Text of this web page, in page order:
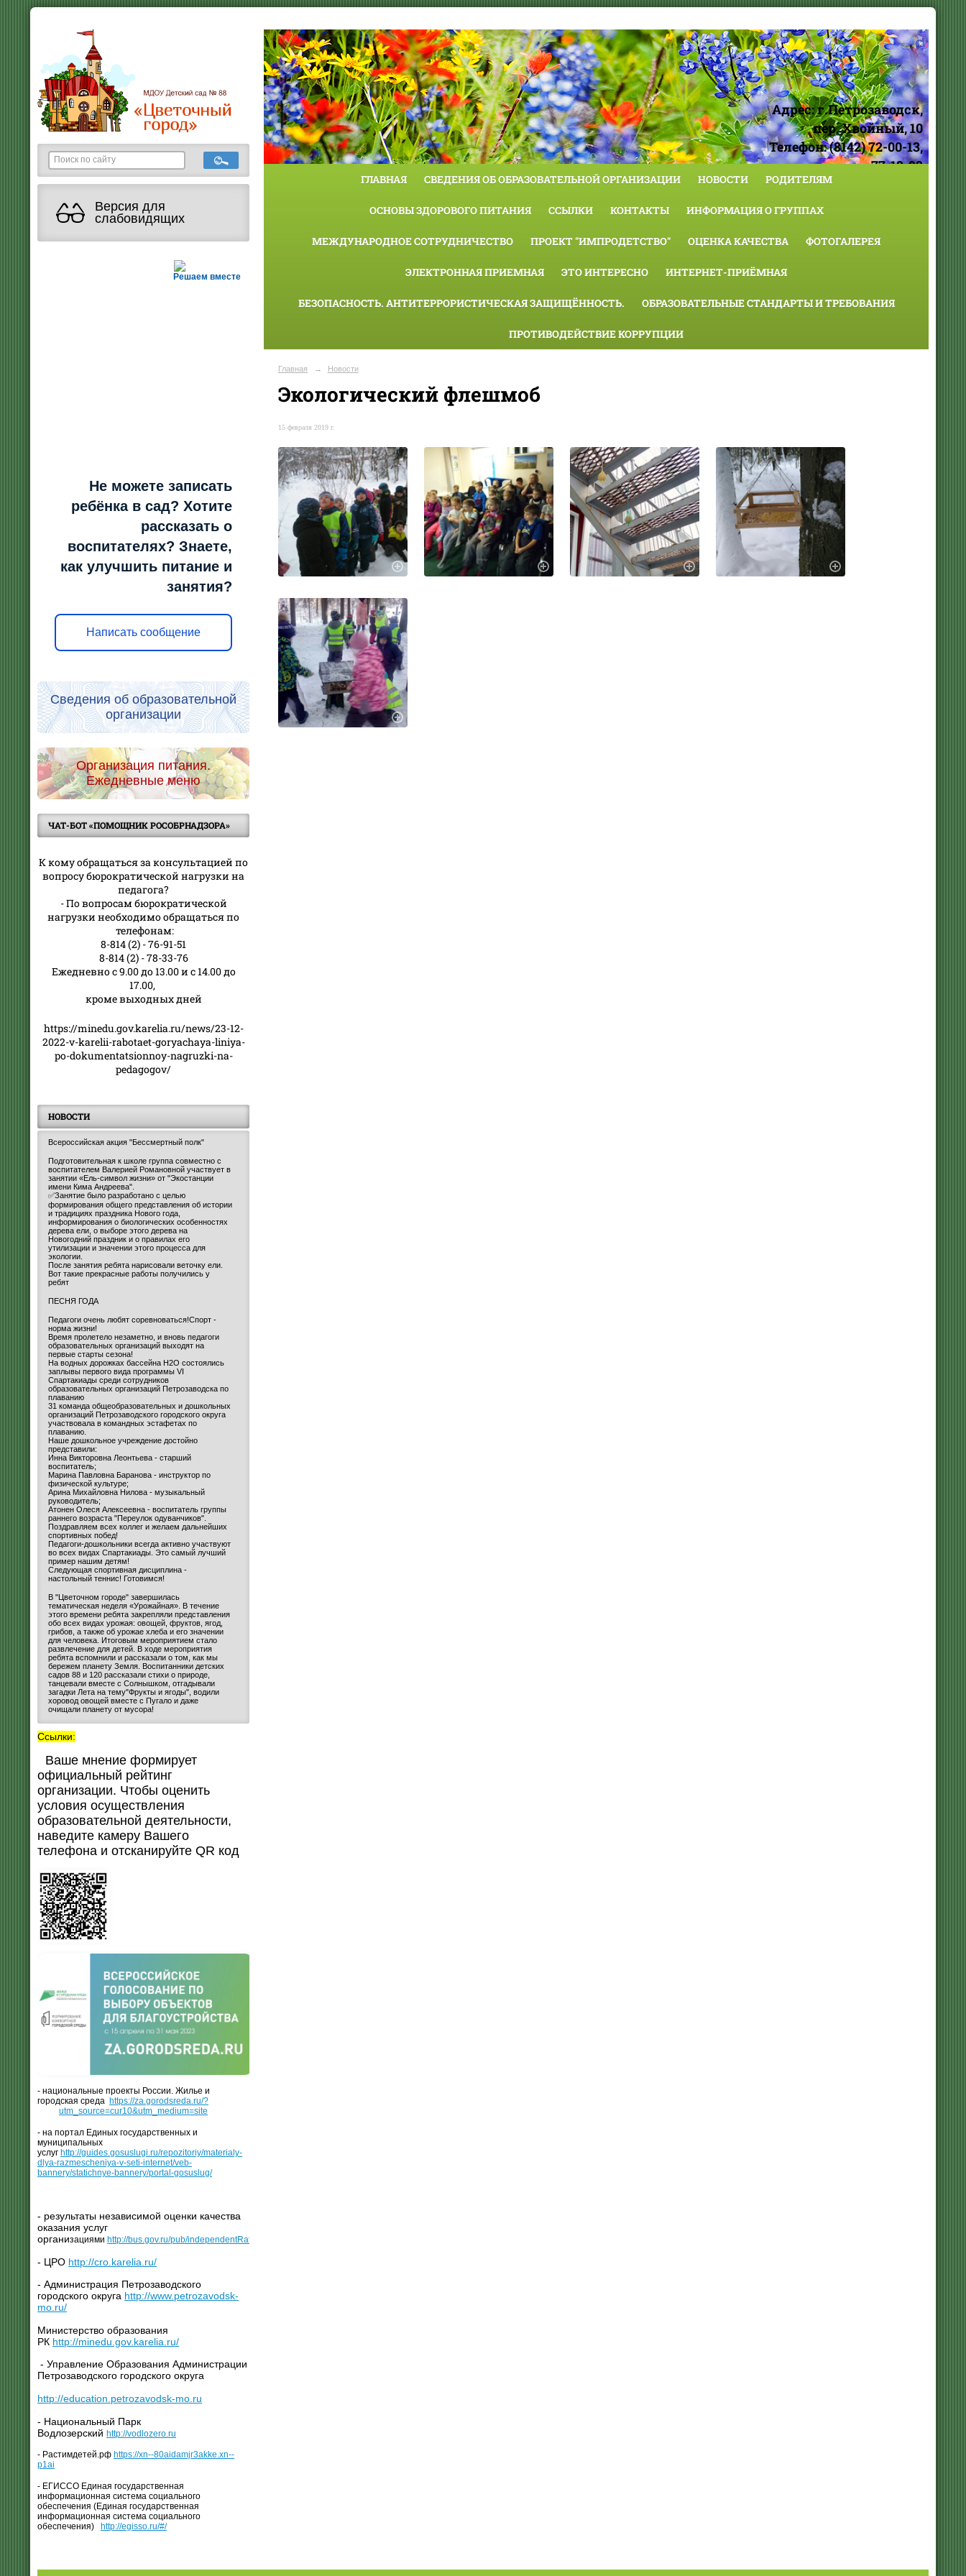
Версия для
слабовидящих
Решаем вместе
Не можете записать
ребёнка в сад? Хотите
рассказать о
воспитателях? Знаете,
как улучшить питание и
занятия?
Написать сообщение
Сведения об образовательной
организации
Организация питания.
Ежедневные меню
ЧАТ-БОТ «ПОМОЩНИК РОСОБРНАДЗОРА»
К кому обращаться за консультацией по
вопросу бюрократической нагрузки на
педагога?
- По вопросам бюрократической
нагрузки необходимо обращаться по
телефонам:
8-814 (2) - 76-91-51
8-814 (2) - 78-33-76
Ежедневно с 9.00 до 13.00 и с 14.00 до
17.00,
кроме выходных дней
https://minedu.gov.karelia.ru/news/23-12-
2022-v-karelii-rabotaet-goryachaya-liniya-
po-dokumentatsionnoy-nagruzki-na-
pedagogov/
НОВОСТИ
Всероссийская акция "Бессмертный полк"
Подготовительная к школе группа совместно с
воспитателем Валерией Романовной участвует в
занятии «Ель-символ жизни» от "Экостанции
имени Кима Андреева".
✅Занятие было разработано с целью
формирования общего представления об истории
и традициях праздника Нового года,
информирования о биологических особенностях
дерева ели, о выборе этого дерева на
Новогодний праздник и о правилах его
утилизации и значении этого процесса для
экологии.
После занятия ребята нарисовали веточку ели.
Вот такие прекрасные работы получились у
ребят
ПЕСНЯ ГОДА
Педагоги очень любят соревноваться!Спорт -
норма жизни!
Время пролетело незаметно, и вновь педагоги
образовательных организаций выходят на
первые старты сезона!
На водных дорожках бассейна H2O состоялись
заплывы первого вида программы VI
Спартакиады среди сотрудников
образовательных организаций Петрозаводска по
плаванию
31 команда общеобразовательных и дошкольных
организаций Петрозаводского городского округа
участвовала в командных эстафетах по
плаванию.
Наше дошкольное учреждение достойно
представили:
Инна Викторовна Леонтьева - старший
воспитатель;
Марина Павловна Баранова - инструктор по
физической культуре;
Арина Михайловна Нилова - музыкальный
руководитель;
Атонен Олеся Алексеевна - воспитатель группы
раннего возраста "Переулок одуванчиков".
Поздравляем всех коллег и желаем дальнейших
спортивных побед!
Педагоги-дошкольники всегда активно участвуют
во всех видах Спартакиады. Это самый лучший
пример нашим детям!
Следующая спортивная дисциплина -
настольный теннис! Готовимся!
В "Цветочном городе" завершилась
тематическая неделя «Урожайная». В течение
этого времени ребята закрепляли представления
обо всех видах урожая: овощей, фруктов, ягод,
грибов, а также об урожае хлеба и его значении
для человека. Итоговым мероприятием стало
развлечение для детей. В ходе мероприятия
ребята вспомнили и рассказали о том, как мы
бережем планету Земля. Воспитанники детских
садов 88 и 120 рассказали стихи о природе,
танцевали вместе с Солнышком, отгадывали
загадки Лета на тему"Фрукты и ягоды", водили
хоровод овощей вместе с Пугало и даже
очищали планету от мусора!
Ссылки:
Ваше мнение формирует
официальный рейтинг
организации. Чтобы оценить
условия осуществления
образовательной деятельности,
наведите камеру Вашего
телефона и отсканируйте QR код
- национальные проекты России. Жилье и
городская среда https://za.gorodsreda.ru/?
utm_source=cur10&utm_medium=site
- на портал Единых государственных и
муниципальных
услуг http://guides.gosuslugi.ru/repozitoriy/materialy-
dlya-razmescheniya-v-seti-internet/veb-
bannery/statichnye-bannery/portal-gosuslug/
- результаты независимой оценки качества
оказания услуг
организациями http://bus.gov.ru/pub/independentRating/list
- ЦРО http://cro.karelia.ru/
- Администрация Петрозаводского
городского округа http://www.petrozavodsk-
mo.ru/
Министерство образования
РК http://minedu.gov.karelia.ru/
- Управление Образования Администрации
Петрозаводского городского округа
http://education.petrozavodsk-mo.ru
- Национальный Парк
Водлозерский http://vodlozero.ru
- Растимдетей.рф https://xn--80aidamjr3akke.xn--
p1ai
- ЕГИССО Единая государственная
информационная система социального
обеспечения (Единая государственная
информационная система социального
обеспечения) http://egisso.ru/#/
Адрес: г.Петрозаводск,
пер. Хвойный, 10
Телефон: (8142) 72-00-13,
77-18-98
ГЛАВНАЯ СВЕДЕНИЯ ОБ ОБРАЗОВАТЕЛЬНОЙ ОРГАНИЗАЦИИ НОВОСТИ РОДИТЕЛЯМ
ОСНОВЫ ЗДОРОВОГО ПИТАНИЯ ССЫЛКИ КОНТАКТЫ ИНФОРМАЦИЯ О ГРУППАХ
МЕЖДУНАРОДНОЕ СОТРУДНИЧЕСТВО ПРОЕКТ "ИМПРОДЕТСТВО" ОЦЕНКА КАЧЕСТВА ФОТОГАЛЕРЕЯ
ЭЛЕКТРОННАЯ ПРИЕМНАЯ ЭТО ИНТЕРЕСНО ИНТЕРНЕТ-ПРИЁМНАЯ
БЕЗОПАСНОСТЬ. АНТИТЕРРОРИСТИЧЕСКАЯ ЗАЩИЩЁННОСТЬ. ОБРАЗОВАТЕЛЬНЫЕ СТАНДАРТЫ И ТРЕБОВАНИЯ
ПРОТИВОДЕЙСТВИЕ КОРРУПЦИИ
Главная → Новости
Экологический флешмоб
15 февраля 2019 г.